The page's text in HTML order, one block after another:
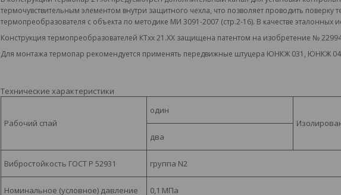
термочувствительным элементом внутри защитного чехла, что позволяет проводить поверку
термопреобразователя с объекта по методике МИ 3091-2007 (стр.2-16). В качестве
Конструкция термопреобразователей КТхх 21.ХХ защищена патентом на изобретение №
Для монтажа термопар рекомендуется применять передвижные штуцера ЮНКЖ 031, ЮНКЖ
Технические характеристики
Рабочий спай
один
И
два
Вибростойкость ГОСТ Р 52931 группа N2
Номинальное (условное) давление 0,1 МПа